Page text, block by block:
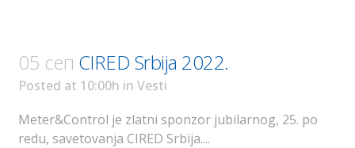
05 сеп CIRED Srbija 2022.
Posted at 10:00h in Vesti
Meter&Control je zlatni sponzor jubilarnog, 25. po
redu, savetovanja CIRED Srbija....